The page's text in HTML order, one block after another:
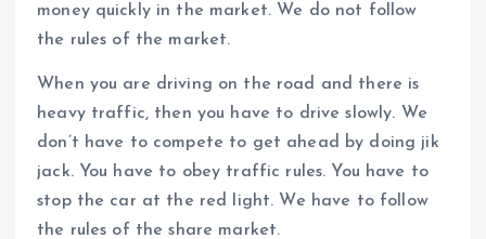
money quickly in the market. We do not follow
the rules of the market.
When you are driving on the road and there is
heavy traffic, then you have to drive slowly. We
don’t have to compete to get ahead by doing jik
jack. You have to obey traffic rules. You have to
stop the car at the red light. We have to follow
the rules of the share market.